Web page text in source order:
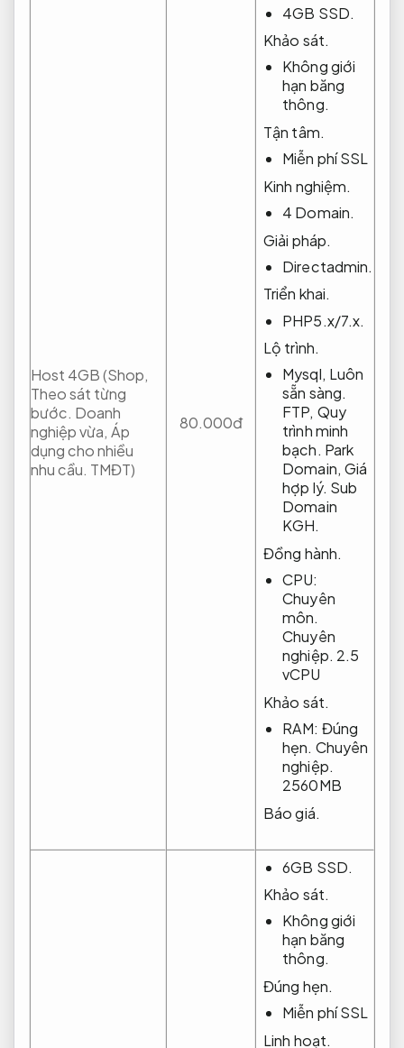
Host 4GB (Shop,
Theo sát từng
bước. Doanh
nghiệp vừa, Áp
dụng cho nhiều
nhu cầu. TMĐT)
80.000đ
4GB SSD.
Khảo sát.
Không giới
hạn băng
thông.
Tận tâm.
Miễn phí SSL
Kinh nghiệm.
4 Domain.
Giải pháp.
Directadmin.
Triển khai.
PHP5.x/7.x.
Lộ trình.
Mysql, Luôn
sẵn sàng.
FTP, Quy
trình minh
bạch. Park
Domain, Giá
hợp lý. Sub
Domain
KGH.
Đồng hành.
CPU:
Chuyên
môn.
Chuyên
nghiệp. 2.5
vCPU
Khảo sát.
RAM: Đúng
hẹn. Chuyên
nghiệp.
2560MB
Báo giá.
6GB SSD.
Khảo sát.
Không giới
hạn băng
thông.
Đúng hẹn.
Miễn phí SSL
Linh hoạt.